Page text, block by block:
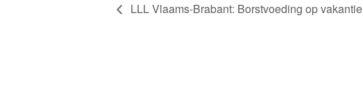
LLL Vlaams-Brabant: Borstvoeding op vakantie